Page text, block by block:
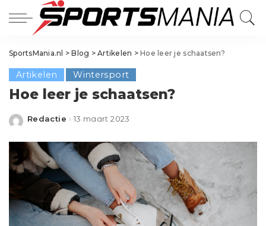
SportsMania.nl >Blog >Artikelen >Hoe leer je schaatsen?
Artikelen Wintersport
Hoe leer je schaatsen?
Posted
Redactie 13 maart 2023